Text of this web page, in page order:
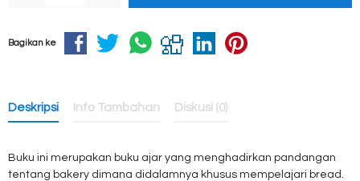
Bagikan ke
Deskripsi Info Tambahan Diskusi (0)
Buku ini merupakan buku ajar yang menghadirkan pandangan
tentang bakery dimana didalamnya khusus mempelajari bread.